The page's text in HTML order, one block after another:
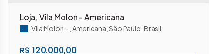
Loja, Vila Molon - Americana
R$ 120.000,00
Vila Molon Americana São Paulo Brasil